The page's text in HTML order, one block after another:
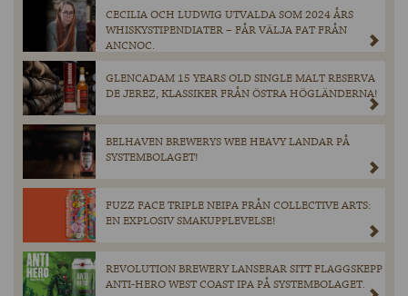
CECILIA OCH LUDWIG UTVALDA SOM 2024 ÅRS
WHISKYSTIPENDIATER – FÅR VÄLJA FAT FRÅN
ANCNOC.
GLENCADAM 15 YEARS OLD SINGLE MALT RESERVA
DE JEREZ, KLASSIKER FRÅN ÖSTRA HÖGLÄNDERNA!
BELHAVEN BREWERYS WEE HEAVY LANDAR PÅ
SYSTEMBOLAGET!
FUZZ FACE TRIPLE NEIPA FRÅN COLLECTIVE ARTS:
EN EXPLOSIV SMAKUPPLEVELSE!
REVOLUTION BREWERY LANSERAR SITT FLAGGSKEPP
ANTI-HERO WEST COAST IPA PÅ SYSTEMBOLAGET.